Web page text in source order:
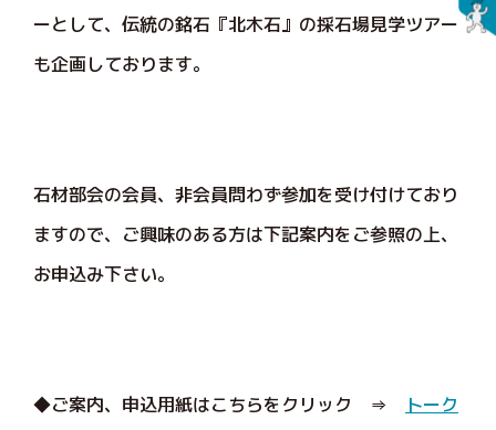
ーとして、伝統の銘石『北木石』の採石場見学ツアー
も企画しております。
石材部会の会員、非会員問わず参加を受け付けており
ますので、ご興味のある方は下記案内をご参照の上、
お申込み下さい。
◆ご案内、申込用紙はこちらをクリック ⇒
トーク